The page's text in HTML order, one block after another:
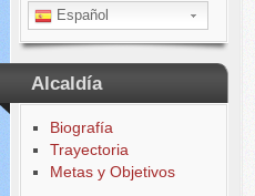
Español
Alcaldía
Biografía
Trayectoria
Metas y Objetivos